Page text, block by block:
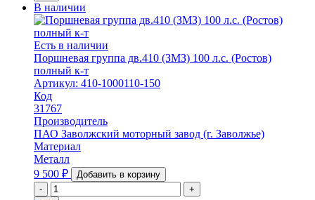
В наличии
Есть в наличии
Поршневая группа дв.410 (ЗМЗ) 100 л.с. (Ростов)
полный к-т
Артикул: 410-1000110-150
Код
31767
Производитель
ПАО Заволжский моторный завод (г. Заволжье)
Материал
Металл
9 500 ₽
Добавить в корзину
-
+